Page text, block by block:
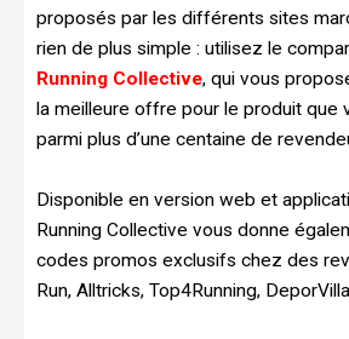
proposés par les différents sites
rien de plus simple : utilisez le
Running Collective, qui vous
la meilleure offre pour le produit que
parmi plus d’une centaine de
Disponible en version web et
Running Collective vous donne
codes promos exclusifs chez des
Run, Alltricks, Top4Running,